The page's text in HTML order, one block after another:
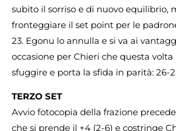
subito il sorriso e di nuovo equilibrio,
fronteggiare il set point per le
23. Egonu lo annulla e si va ai
occasione per Chieri che questa volta
sfuggire e porta la sfida in parità: 26-
TERZO SET
Avvio fotocopia della frazione
che si prende il +4 (2-6) e costringe